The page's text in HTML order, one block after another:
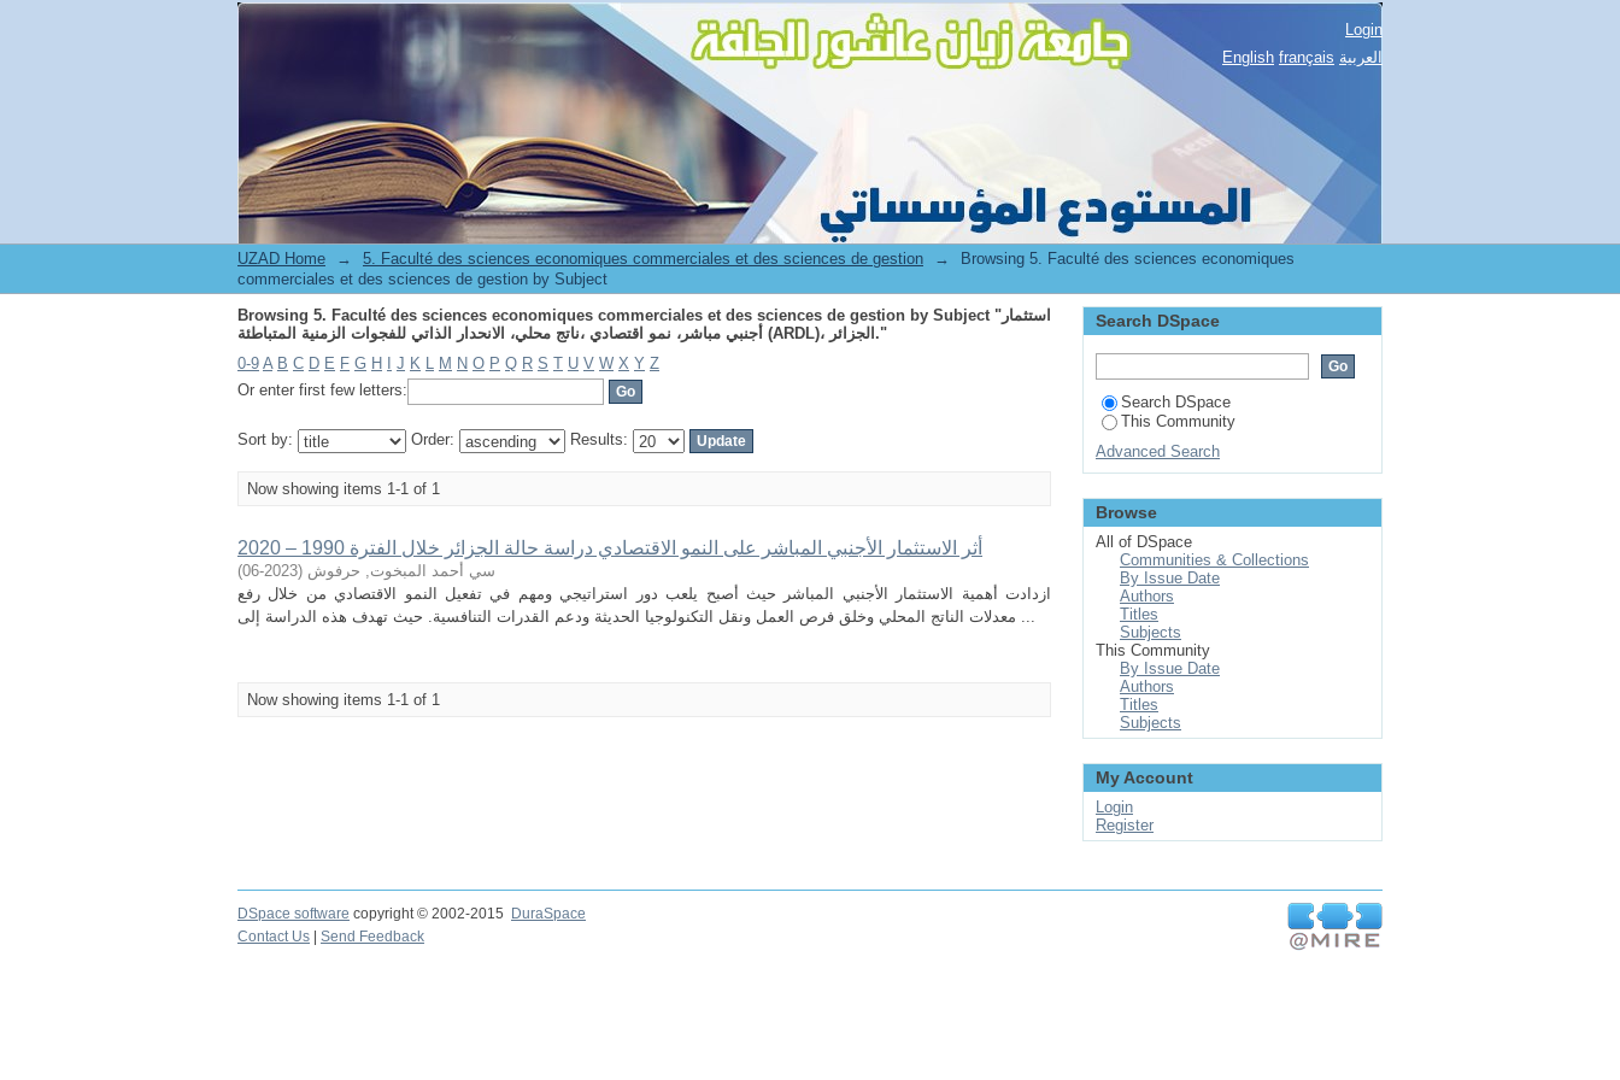
Browsing 5. Faculté des sciences economiques commerciales et des sciences de gestion by Subject "استثمار أجنبي مباشر، نمو اقتصادي ،ناتج محلي، الانحدار
الذاتي للفجوات الزمنية المتباطئة (ARDL)، الجزائر."
Login
English français العربية
UZAD Home → 5. Faculté des sciences economiques commerciales et des sciences de gestion →
Browsing 5. Faculté des sciences economiques
commerciales et des sciences de gestion by Subject
Browsing 5. Faculté des sciences economiques commerciales et des sciences de gestion by Subject "استثمار
أجنبي مباشر، نمو اقتصادي ،ناتج محلي، الانحدار الذاتي للفجوات الزمنية المتباطئة (ARDL)، الجزائر."
0-9 A B C D E F G H J K L M N O P Q R S T U V W X Y Z
Or enter first few letters:
Sort by: Order: Results:
Now showing items 1-1 of 1
أثر الاستثمار الأجنبي المباشر على النمو الاقتصادي دراسة حالة الجزائر خلال الفترة 1990 – 2020
سي أحمد المبخوت, حرفوش (
2023-06
)
ازدادت أهمية الاستثمار الأجنبي المباشر حيث أصبح يلعب دور استراتيجي ومهم في تفعيل النمو الاقتصادي من خلال رفع
معدلات الناتج المحلي وخلق فرص العمل ونقل التكنولوجيا الحديثة ودعم القدرات التنافسية. حيث تهدف هذه الدراسة إلى ...
Now showing items 1-1 of 1
Search DSpace
Search DSpace
This Community
Advanced Search
Browse
All of DSpace
Communities & Collections
By Issue Date
Authors
Titles
Subjects
This Community
By Issue Date
Authors
Titles
Subjects
My Account
Login
Register
DSpace software copyright © 2002-2015
DuraSpace
Contact Us
Send Feedback